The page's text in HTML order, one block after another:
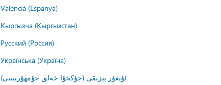
Valencià (Espanya)
Кыргызча (Кыргызстан)
Русский (Россия)
Українська (Україна)
ئۇيغۇر يېزىقى (جۇڭخۇا خەلق جۇمھۇرىيىتى)